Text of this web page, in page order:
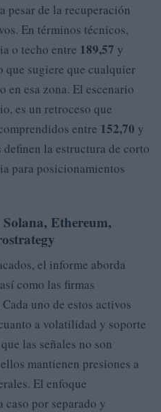
pesar de la recuperación
En términos técnicos,
o techo entre 189,57 y
que sugiere que cualquier
en esa zona. El escenario
es un retroceso que
entre 152,70 y
definen la estructura de corto
para posicionamientos
Ethereum,
el informe aborda
como las firmas
Cada uno de estos activos
a volatilidad y soporte
las señales no son
mantienen presiones a
El enfoque
caso por separado y